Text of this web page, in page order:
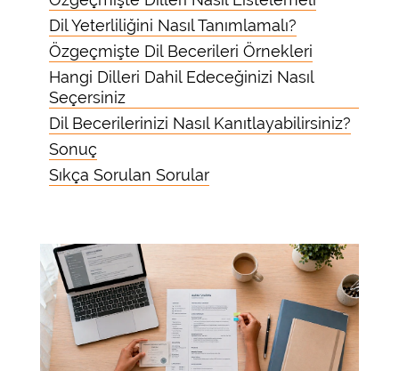
Dil Yeterliliğini Nasıl Tanımlamalı?
Özgeçmişte Dil Becerileri Örnekleri
Hangi Dilleri Dahil Edeceğinizi Nasıl
Seçersiniz
Dil Becerilerinizi Nasıl Kanıtlayabilirsiniz?
Sonuç
Sıkça Sorulan Sorular